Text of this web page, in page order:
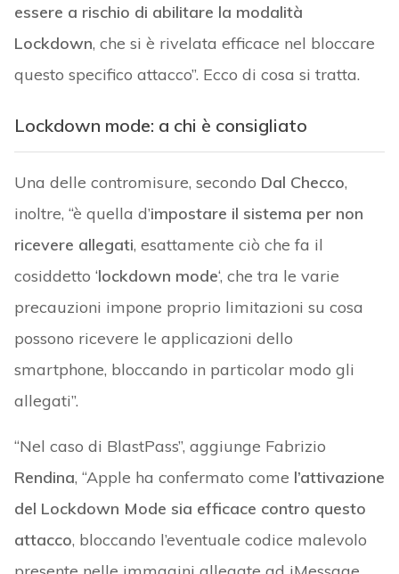
essere a rischio di abilitare la modalità
Lockdown, che si è rivelata efficace nel bloccare
questo specifico attacco”. Ecco di cosa si tratta.
Lockdown mode: a chi è consigliato
Una delle contromisure, secondo Dal Checco,
inoltre, “è quella d’impostare il sistema per non
ricevere allegati, esattamente ciò che fa il
cosiddetto ‘lockdown mode‘, che tra le varie
precauzioni impone proprio limitazioni su cosa
possono ricevere le applicazioni dello
smartphone, bloccando in particolar modo gli
allegati”.
“Nel caso di BlastPass”, aggiunge Fabrizio
Rendina, “Apple ha confermato come l’attivazione
del Lockdown Mode sia efficace contro questo
attacco, bloccando l’eventuale codice malevolo